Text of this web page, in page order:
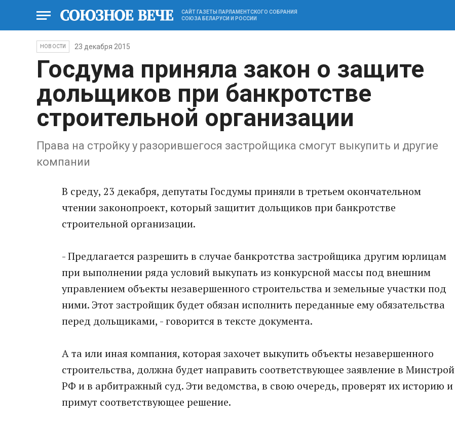
САЙТ ГАЗЕТЫ ПАРЛАМЕНТСКОГО СОБРАНИЯ
СОЮЗА БЕЛАРУСИ И РОССИИ
НОВОСТИ 23 декабря 2015
Госдума приняла закон о защите
дольщиков при банкротстве
строительной организации
Права на стройку у разорившегося застройщика смогут выкупить и другие
компании
В среду, 23 декабря, депутаты Госдумы приняли в третьем окончательном
чтении законопроект, который защитит дольщиков при банкротстве
строительной организации.
- Предлагается разрешить в случае банкротства застройщика другим юрлицам
при выполнении ряда условий выкупать из конкурсной массы под внешним
управлением объекты незавершенного строительства и земельные участки под
ними. Этот застройщик будет обязан исполнить переданные ему обязательства
перед дольщиками, - говорится в тексте документа.
А та или иная компания, которая захочет выкупить объекты незавершенного
строительства, должна будет направить соответствующее заявление в Минстрой
РФ и в арбитражный суд. Эти ведомства, в свою очередь, проверят их историю и
примут соответствующее решение.